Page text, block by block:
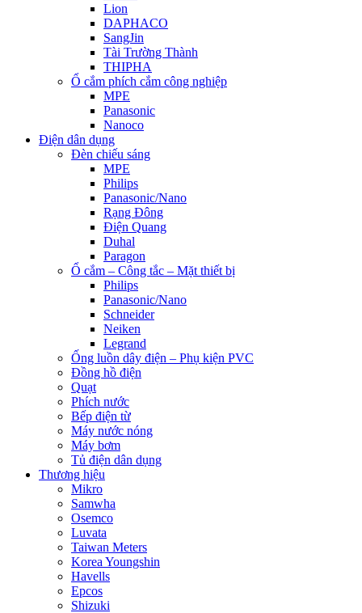
Lion
DAPHACO
SangJin
Tài Trường Thành
THIPHA
Ổ cắm phích cắm công nghiệp
MPE
Panasonic
Nanoco
Điện dân dụng
Đèn chiếu sáng
MPE
Philips
Panasonic/Nano
Rạng Đông
Điện Quang
Duhal
Paragon
Ổ cắm – Công tắc – Mặt thiết bị
Philips
Panasonic/Nano
Schneider
Neiken
Legrand
Ống luồn dây điện – Phụ kiện PVC
Đồng hồ điện
Quạt
Phích nước
Bếp điện từ
Máy nước nóng
Máy bơm
Tủ điện dân dụng
Thương hiệu
Mikro
Samwha
Osemco
Luvata
Taiwan Meters
Korea Youngshin
Havells
Epcos
Shizuki